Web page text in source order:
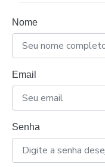
Nome
Email
Senha